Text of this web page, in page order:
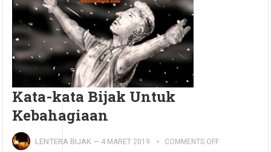
Kata-kata Bijak Untuk
Kebahagiaan
LENTERA BIJAK — 4 MARET 2019 COMMENTS OFF